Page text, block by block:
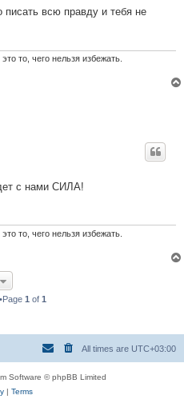
всю правду и тебя не
то, чего нельзя избежать.
с нами СИЛА!
то, чего нельзя избежать.
1 of 1
All times are UTC+03:00
Software © phpBB Limited
| Terms